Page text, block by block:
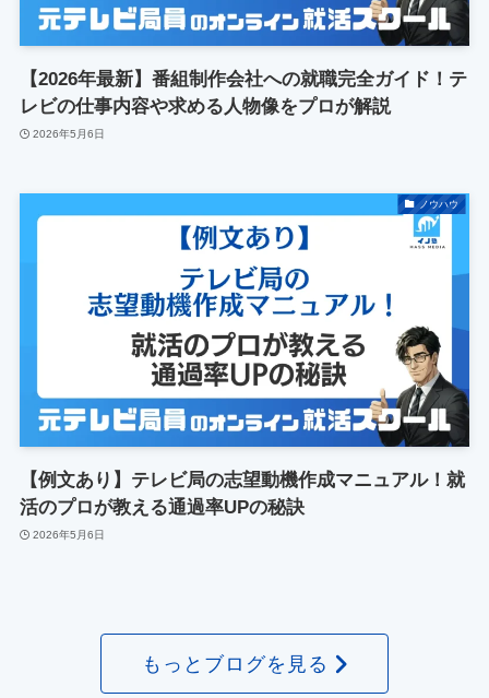
【2026年最新】番組制作会社への就職完全ガイド！テ
レビの仕事内容や求める人物像をプロが解説
2026年5月6日
ノウハウ
【例文あり】テレビ局の志望動機作成マニュアル！就
活のプロが教える通過率UPの秘訣
2026年5月6日
もっとブログを見る